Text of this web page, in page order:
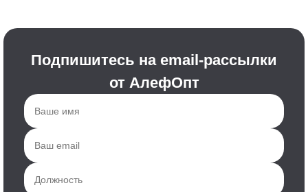
Подпишитесь на email-рассылки
от АлефОпт